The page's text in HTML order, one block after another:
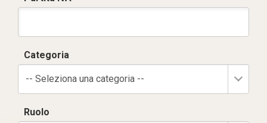
Categoria
-- Seleziona una categoria --
Ruolo